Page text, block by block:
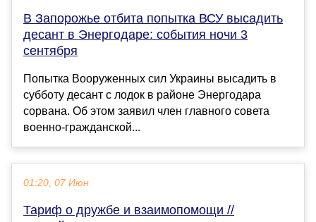
В Запорожье отбита попытка ВСУ высадить
десант в Энергодаре: события ночи 3
сентября
Попытка Вооруженных сил Украины высадить в
субботу десант с лодок в районе Энергодара
сорвана. Об этом заявил член главного совета
военно-гражданской...
01:20, 07 Июн
Тариф о дружбе и взаимопомощи //